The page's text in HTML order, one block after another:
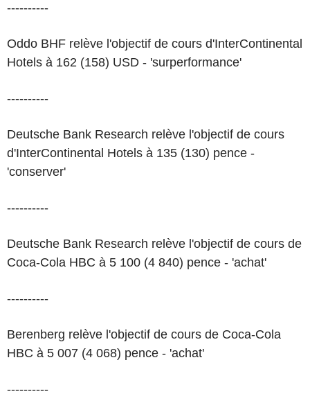
----------
Oddo BHF relève l'objectif de cours d'InterContinental
Hotels à 162 (158) USD - 'surperformance'
----------
Deutsche Bank Research relève l'objectif de cours
d'InterContinental Hotels à 135 (130) pence -
'conserver'
----------
Deutsche Bank Research relève l'objectif de cours de
Coca-Cola HBC à 5 100 (4 840) pence - 'achat'
----------
Berenberg relève l'objectif de cours de Coca-Cola
HBC à 5 007 (4 068) pence - 'achat'
----------